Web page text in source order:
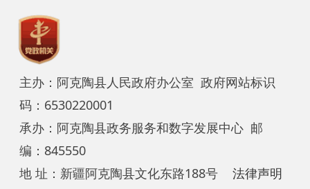
承办：阿克陶县政务服务和数字发展中心 邮
编：845550
地 址：新疆阿克陶县文化东路188号
中国互联网举报中心
新公网安备65302202000102号
12003422号 关于我们